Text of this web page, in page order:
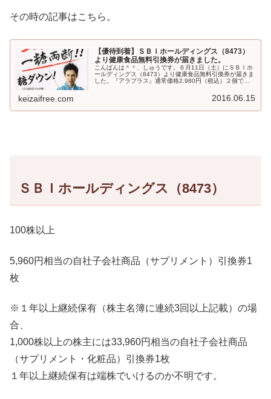
その時の記事はこちら。
【優待到着】ＳＢＩホールディングス（8473）
より健康食品無料引換券が届きました。
こんばんは＾＾、しゅうです。６月11日（土）にＳＢＩホ
ールディングス（8473）より健康食品無料引換券が届きま
した。『アラプラス』通常価格2.980円（税込）２個で
keizaifree.com 2016.06.15
ＳＢＩホールディングス（8473）
100株以上
5,960円相当の自社子会社商品（サプリメント）引換券1
枚
※１年以上継続保有（株主名簿に連続3回以上記載）の場
合、
1,000株以上の株主には33,960円相当の自社子会社商品
（サプリメント・化粧品）引換券1枚
１年以上継続保有は端株でいけるのか不明です。